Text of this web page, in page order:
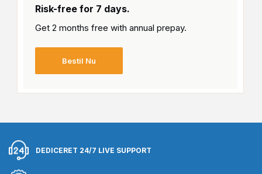
Risk-free for 7 days.
Get 2 months free with annual prepay.
Bestil Nu
DEDICERET 24/7 LIVE SUPPORT